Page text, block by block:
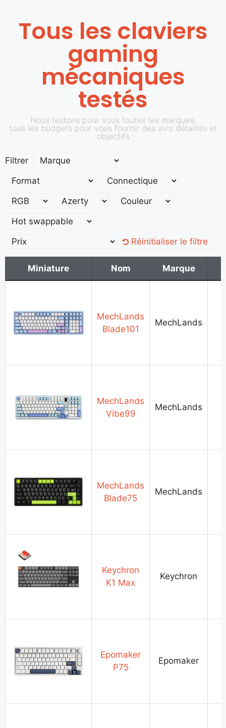
Tous les claviers
gaming
mécaniques
testés
Nous testons pour vous toutes les marques,
tous les budgets pour vous fournir des avis détaillés et
objectifs
Filtrer
Réinitialiser le filtre
Miniature Nom
Marque
MechLands
Blade101
MechLands
MechLands
Vibe99
MechLands
MechLands
Blade75
MechLands
Keychron
K1 Max
Keychron
Epomaker
P75
Epomaker